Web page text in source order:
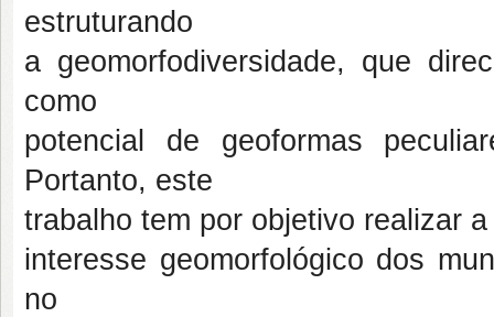
estruturando
a geomorfodiversidade, que
como
potencial de geoformas
Portanto, este
trabalho tem por objetivo realizar
interesse geomorfológico dos
no